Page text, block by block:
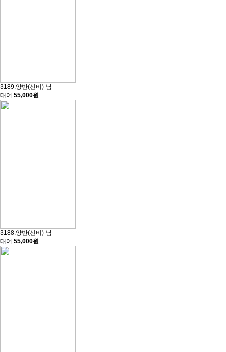
3189.양반(선비)-남
대여 55,000원
3188.양반(선비)-남
대여 55,000원